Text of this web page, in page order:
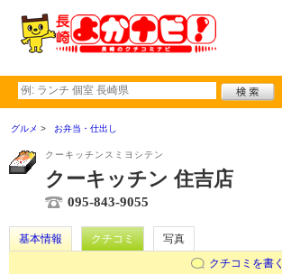
グルメ お弁当・仕出し
クーキッチンスミヨシテン
クーキッチン 住吉店
095-843-9055
基本情報 クチコミ
写真
クチコミを書く